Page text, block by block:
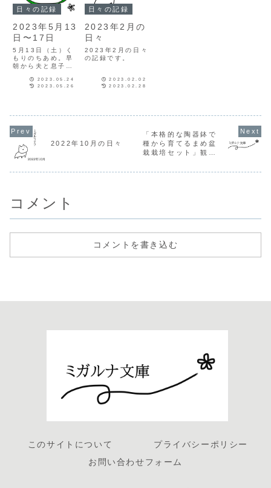
日々の記録
2023年5月13
日〜17日
5月13日（土）く
もりのちあめ。早
朝から夫と息子は
間！！でもとりあ
えず7時半くらい
った。身軽に暮ら
したい、という思
いがあってホーム
ページの名前も
「ミガルライフ」
2023.05.24
2023.05.26
日々の記録
2023年2月の
日々
2023年2月の日々
の記録です。
2023.02.02
2023.02.28
2022年10月の日々
「本格的な陶器鉢で
種から育てるまめ盆
栽栽培セット」観察
コメント
コメントを書き込む
このサイトについて
プライバシーポリシー
お問い合わせフォーム